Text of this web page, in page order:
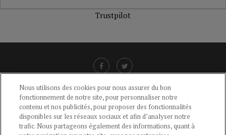
Trustpilot
CGU-POLITIQUE DE CONFIDENTIALITÉ -POLITIQUE DES COOKIES
MENTIONS LÉGALES -AIDE
Nous utilisons des cookies pour nous assurer du bon
fonctionnement de notre site, pour personnaliser notre
contenu et nos publicités, pour proposer des fonctionnalités
disponibles sur les réseaux sociaux et afin d’analyser notre
trafic. Nous partageons également des informations, quant à